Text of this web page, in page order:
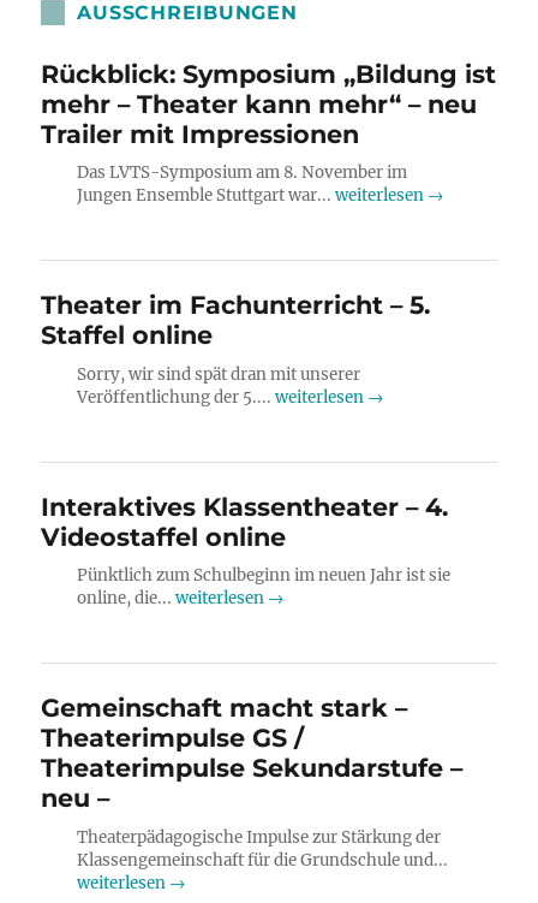
AUSSCHREIBUNGEN
Rückblick: Symposium „Bildung ist
mehr – Theater kann mehr“ – neu
Trailer mit Impressionen
Das LVTS-Symposium am 8. November im
Jungen Ensemble Stuttgart war... weiterlesen →
Theater im Fachunterricht – 5.
Staffel online
Sorry, wir sind spät dran mit unserer
Veröffentlichung der 5.... weiterlesen →
Interaktives Klassentheater – 4.
Videostaffel online
Pünktlich zum Schulbeginn im neuen Jahr ist sie
online, die... weiterlesen →
Gemeinschaft macht stark –
Theaterimpulse GS /
Theaterimpulse Sekundarstufe –
neu –
Theaterpädagogische Impulse zur Stärkung der
Klassengemeinschaft für die Grundschule und...
weiterlesen →